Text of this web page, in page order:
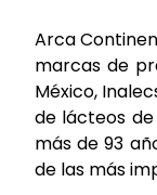
Arca
marcas de
México,
de lácteos
más de 93
de las más